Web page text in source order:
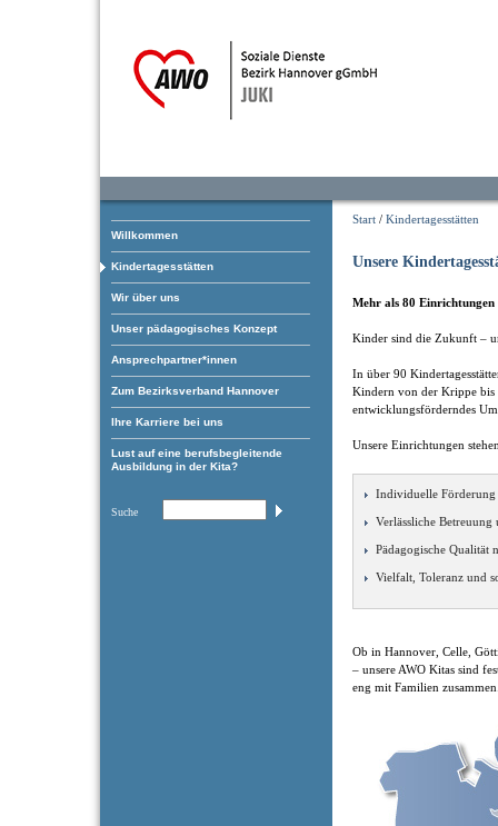
Willkommen
Kindertagesstätten
Wir über uns
Unser pädagogisches Konzept
Ansprechpartner*innen
Zum Bezirksverband Hannover
Ihre Karriere bei uns
Lust auf eine berufsbegleitende
Ausbildung in der Kita?
Suche
Start / Kindertagesstätten
Unsere
Mehr als 80 Einrichtungen
Kinder sind die Zukunft –
In über 90
Kindern von der Krippe bis
entwicklungsförderndes
Unsere Einrichtungen
Individuelle Förderung
Verlässliche
Pädagogische Qualität
Vielfalt, Toleranz und
Ob in Hannover, Celle,
– unsere AWO Kitas sind
eng mit Familien